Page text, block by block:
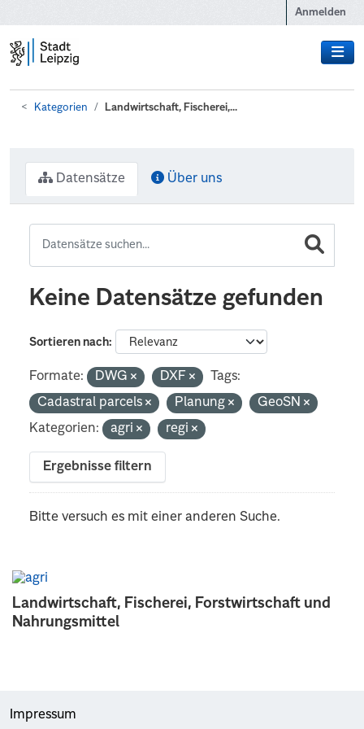
Anmelden
Kategorien Landwirtschaft, Fischerei,...
Landwirtschaft, Fischerei, Forstwirtschaft und
Nahrungsmittel
Datensätze Über uns
Keine Datensätze gefunden
Sortieren nach
Formate: DWG DXF
Tags:
Cadastral parcels
Planung
GeoSN
Kategorien:
agri regi
Ergebnisse filtern
Bitte versuch es mit einer anderen Suche.
Impressum